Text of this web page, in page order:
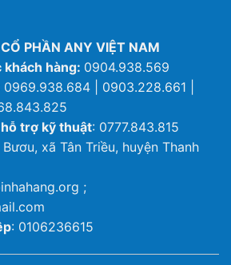
PHẦN ANY VIỆT NAM
khách hàng: 0904.938.569
0969.938.684 | 0903.228.661 |
trợ kỹ thuật: 0777.843.815
xã Tân Triều, huyện Thanh
;
: 0106236615